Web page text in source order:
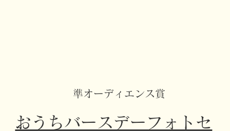
準オーディエンス賞
おうちバースデーフォトセ